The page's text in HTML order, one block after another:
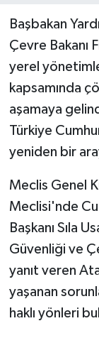
Başbakan
Çevre Bakanı
yerel
kapsamında
aşamaya
Türkiye
yeniden bir
Meclis Genel
Meclisi'nde
Başkanı Sıla
Güvenliği ve
yanıt veren
yaşanan
haklı yönleri
LEFKOŞA
MAGAZİN
Nöbetçi
ÖZEL
SAĞLIK
SİYASET
TATLISU